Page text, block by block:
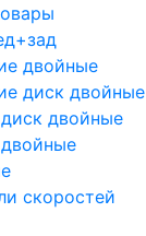
двойные
диск двойные
двойные
скоростей